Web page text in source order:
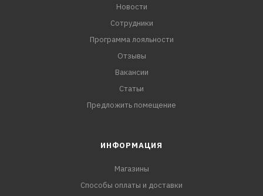
Новости
Сотрудники
Программа лояльности
Отзывы
Вакансии
Статьи
Предложить помещение
ИНФОРМАЦИЯ
Магазины
Способы оплаты и доставки